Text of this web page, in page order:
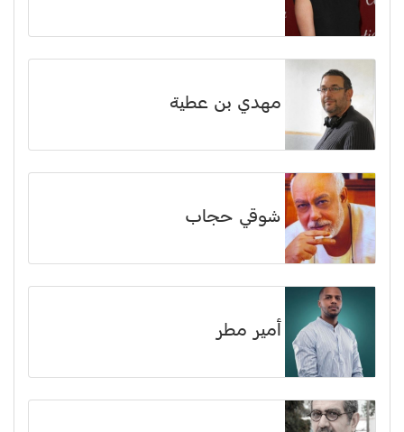
مهدي بن عطية
شوقي حجاب
أمير مطر